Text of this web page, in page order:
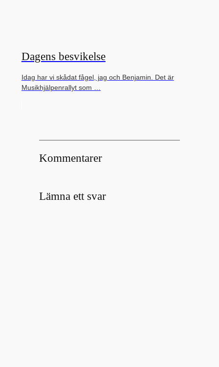
Dagens besvikelse
Idag har vi skådat fågel, jag och Benjamin. Det är
Musikhjälpenrallyt som …
Kommentarer
Lämna ett svar